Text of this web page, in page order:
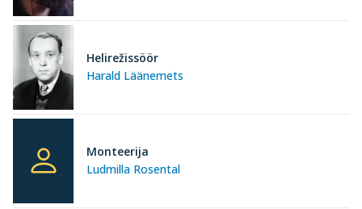
Harald Läänemets
Helirežissöör
Ludmilla Rosental
Monteerija